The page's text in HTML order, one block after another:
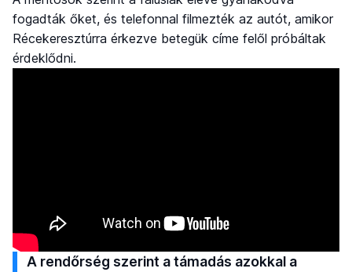
fogadták őket, és telefonnal filmezték az autót, amikor
Récekeresztúrra érkezve betegük címe felől próbáltak
érdeklődni.
A rendőrség szerint a támadás azokkal a